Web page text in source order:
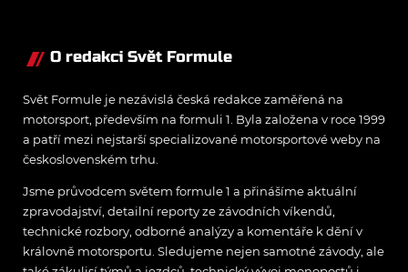
O redakci Svět Formule
Svět Formule je nezávislá česká redakce zaměřená na
motorsport, především na formuli 1. Byla založena v roce 1999
a patří mezi nejstarší specializované motorsportové weby na
československém trhu.
Jsme průvodcem světem formule 1 a přinášíme aktuální
zpravodajství, detailní reporty ze závodních víkendů,
technické rozbory, odborné analýzy a komentáře k dění v
královně motorsportu. Sledujeme nejen samotné závody, ale